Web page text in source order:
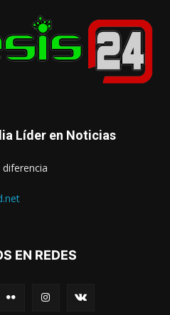
Líder en Noticias
EN REDES